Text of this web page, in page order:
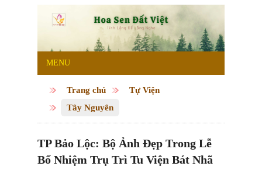
MENU
Trang chủ
Tự Viện
Tây Nguyên
TP Bảo Lộc: Bộ Ảnh Đẹp Trong Lễ
Bổ Nhiệm Trụ Trì Tu Viện Bát Nhã